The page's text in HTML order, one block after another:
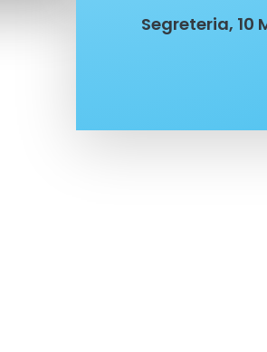
Segreteria, 10